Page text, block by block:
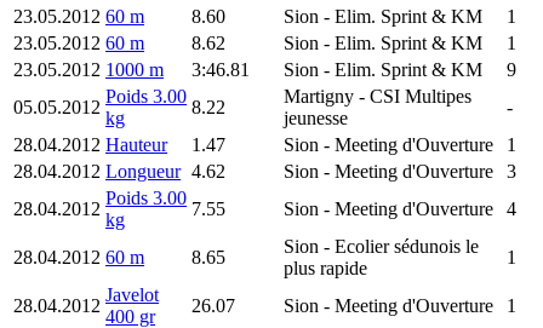
23.05.2012 60 m 8.60 Sion - Elim. Sprint & KM
1
23.05.2012 60 m 8.62 Sion - Elim. Sprint & KM
1
23.05.2012 1000 m 3:46.81 Sion - Elim. Sprint & KM
9
05.05.2012
Poids 3.00
kg
8.22
Martigny - CSI Multipes
jeunesse
-
28.04.2012 Hauteur 1.47 Sion - Meeting d'Ouverture
1
28.04.2012 Longueur 4.62 Sion - Meeting d'Ouverture
3
28.04.2012
Poids 3.00
kg
7.55 Sion - Meeting d'Ouverture 4
28.04.2012 60 m 8.65
Sion - Ecolier sédunois le
plus rapide
1
28.04.2012
Javelot
400 gr
26.07 Sion - Meeting d'Ouverture 1